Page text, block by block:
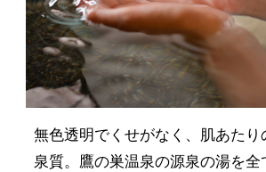
無色透明でくせがなく、肌あたり
泉質。鷹の巣温泉の源泉の湯を全